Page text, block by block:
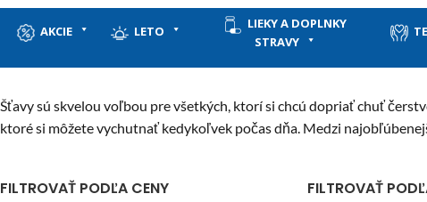
AKCIE LETO
LIEKY A DOPLNKY
STRAVY
Šťavy sú skvelou voľbou pre všetkých, ktorí si chcú dopriať chuť
ktoré si môžete vychutnať kedykoľvek počas dňa. Medzi
FILTROVAŤ PODĽA CENY FILTROVAŤ